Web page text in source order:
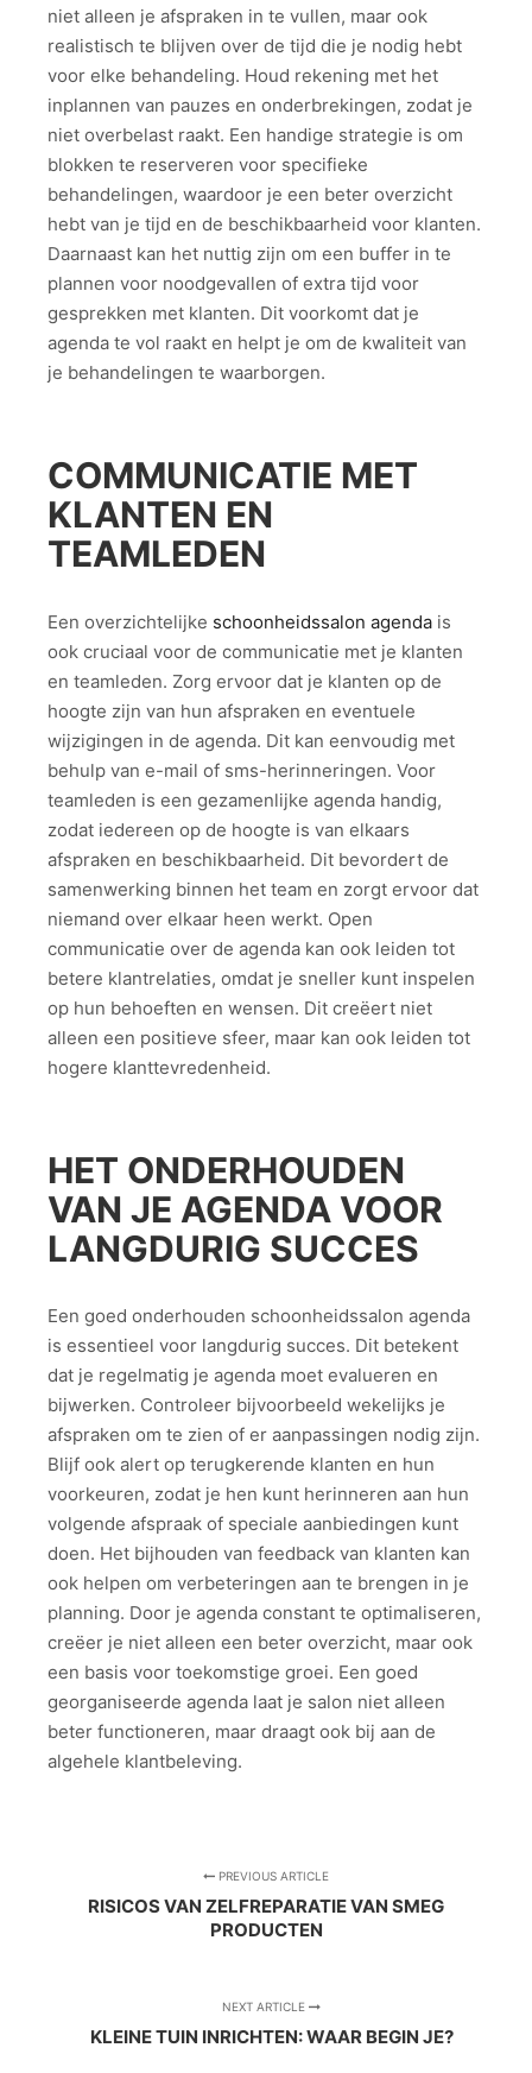
niet alleen je afspraken in te vullen, maar ook
realistisch te blijven over de tijd die je nodig hebt
voor elke behandeling. Houd rekening met het
inplannen van pauzes en onderbrekingen, zodat je
niet overbelast raakt. Een handige strategie is om
blokken te reserveren voor specifieke
behandelingen, waardoor je een beter overzicht
hebt van je tijd en de beschikbaarheid voor klanten.
Daarnaast kan het nuttig zijn om een buffer in te
plannen voor noodgevallen of extra tijd voor
gesprekken met klanten. Dit voorkomt dat je
agenda te vol raakt en helpt je om de kwaliteit van
je behandelingen te waarborgen.
COMMUNICATIE MET
KLANTEN EN
TEAMLEDEN
Een overzichtelijke schoonheidssalon agenda is
ook cruciaal voor de communicatie met je klanten
en teamleden. Zorg ervoor dat je klanten op de
hoogte zijn van hun afspraken en eventuele
wijzigingen in de agenda. Dit kan eenvoudig met
behulp van e-mail of sms-herinneringen. Voor
teamleden is een gezamenlijke agenda handig,
zodat iedereen op de hoogte is van elkaars
afspraken en beschikbaarheid. Dit bevordert de
samenwerking binnen het team en zorgt ervoor dat
niemand over elkaar heen werkt. Open
communicatie over de agenda kan ook leiden tot
betere klantrelaties, omdat je sneller kunt inspelen
op hun behoeften en wensen. Dit creëert niet
alleen een positieve sfeer, maar kan ook leiden tot
hogere klanttevredenheid.
HET ONDERHOUDEN
VAN JE AGENDA VOOR
LANGDURIG SUCCES
Een goed onderhouden schoonheidssalon agenda
is essentieel voor langdurig succes. Dit betekent
dat je regelmatig je agenda moet evalueren en
bijwerken. Controleer bijvoorbeeld wekelijks je
afspraken om te zien of er aanpassingen nodig zijn.
Blijf ook alert op terugkerende klanten en hun
voorkeuren, zodat je hen kunt herinneren aan hun
volgende afspraak of speciale aanbiedingen kunt
doen. Het bijhouden van feedback van klanten kan
ook helpen om verbeteringen aan te brengen in je
planning. Door je agenda constant te optimaliseren,
creëer je niet alleen een beter overzicht, maar ook
een basis voor toekomstige groei. Een goed
georganiseerde agenda laat je salon niet alleen
beter functioneren, maar draagt ook bij aan de
algehele klantbeleving.
PREVIOUS ARTICLE
RISICOS VAN ZELFREPARATIE VAN SMEG
PRODUCTEN
NEXT ARTICLE
KLEINE TUIN INRICHTEN: WAAR BEGIN JE?